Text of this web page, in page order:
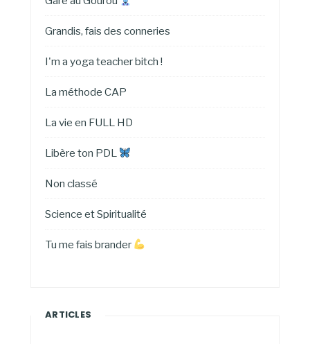
Grandis, fais des conneries
I'm a yoga teacher bitch !
La méthode CAP
La vie en FULL HD
Libère ton PDL
Non classé
Science et Spiritualité
Tu me fais brander
ARTICLES